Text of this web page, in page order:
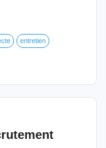
entretien